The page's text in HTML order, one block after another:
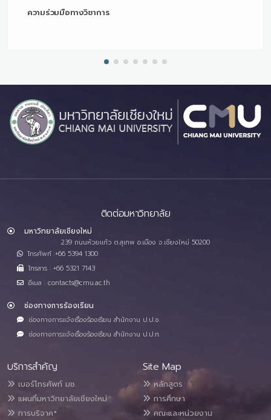
ความร่วมมือทางวิชาการ
ติดต่อมหาวิทยาลัย
มหาวิทยาลัยเชียงใหม่
239 ถนนห้วยแก้ว ต.สุเทพ อ.เมือง จ.เชียงใหม่ 50200
โทรศัพท์ :+66 5394 1300
โทรสาร : +66 5321 7143
อีเมล : contacts@cmu.ac.th
ช่องทางการร้องเรียน
ช่องทางการแจ้งเรื่องร้องเรียน สำนักงาน ป.ป.ช.
ช่องทางการแจ้งเรื่องร้องเรียน สำนักงาน ป.ป.ท.
บริการสำคัญ
เบอร์โทรศัพท์ มช.
แผนที่มหาวิทยาลัยเชียงใหม่
การบริจาค*
Site Map
หลักสูตร
การศึกษา
คณะและหน่วยงาน